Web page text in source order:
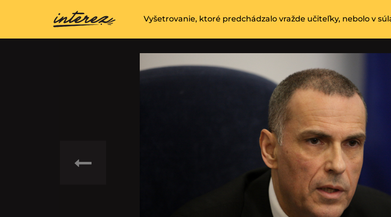
Vyšetrovanie, ktoré predchádzalo vražde učiteľky, nebolo v